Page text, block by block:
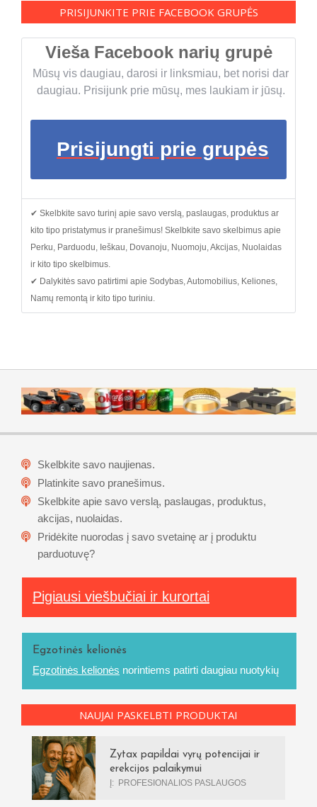
PRISIJUNKITE PRIE FACEBOOK GRUPĖS
Vieša Facebook narių grupė
Mūsų vis daugiau, darosi ir linksmiau, bet norisi dar
daugiau. Prisijunk prie mūsų, mes laukiam ir jūsų.
Prisijungti prie grupės
✔ Skelbkite savo turinį apie savo verslą, paslaugas, produktus ar
kito tipo pristatymus ir pranešimus! Skelbkite savo skelbimus apie
Perku, Parduodu, Ieškau, Dovanoju, Nuomoju, Akcijas, Nuolaidas
ir kito tipo skelbimus.
✔ Dalykitės savo patirtimi apie Sodybas, Automobilius, Keliones,
Namų remontą ir kito tipo turiniu.
Skelbkite savo naujienas.
Platinkite savo pranešimus.
Skelbkite apie savo verslą, paslaugas, produktus,
akcijas, nuolaidas.
Pridėkite nuorodas į savo svetainę ar į produktu
parduotuvę?
Pigiausi viešbučiai ir kurortai
Egzotinės kelionės
Egzotinės kelionės norintiems patirti daugiau nuotykių
NAUJAI PASKELBTI PRODUKTAI
Zytax papildai vyrų potencijai ir
erekcijos palaikymui
Į: PROFESIONALIOS PASLAUGOS